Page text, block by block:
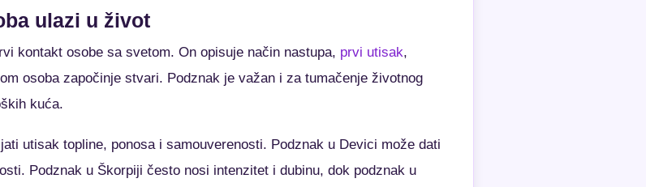
ulazi u život
kontakt osobe sa svetom. On opisuje način nastupa, prvi utisak,
osoba započinje stvari. Podznak je važan i za tumačenje životnog
kuća.
utisak topline, ponosa i samouverenosti. Podznak u Devici može dati
Podznak u Škorpiji često nosi intenzitet i dubinu, dok podznak u